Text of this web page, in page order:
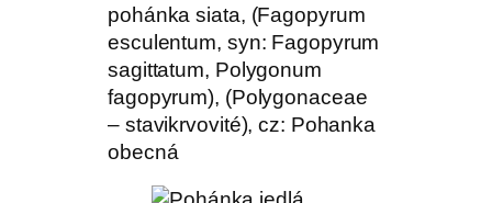
pohánka siata, (Fagopyrum
esculentum, syn: Fagopyrum
sagittatum, Polygonum
fagopyrum), (Polygonaceae
– stavikrvovité), cz: Pohanka
obecná